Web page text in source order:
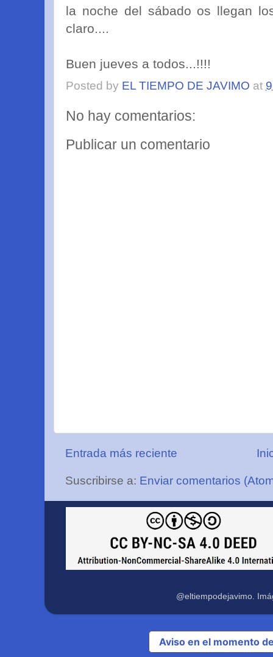
la noche del sábado os llegan
claro....
Buen jueves a todos...!!!!
Posted by EL TIEMPO DE JAVIMO at
No hay comentarios:
Publicar un comentario
Entrada más reciente
Suscribirse a: Enviar comentarios
@eltiempodejavimo.
Aviso en el momento